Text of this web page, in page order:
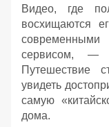
Видео, где
восхищаются
сервисом, —
Путешествие
увидеть
самую
дома.